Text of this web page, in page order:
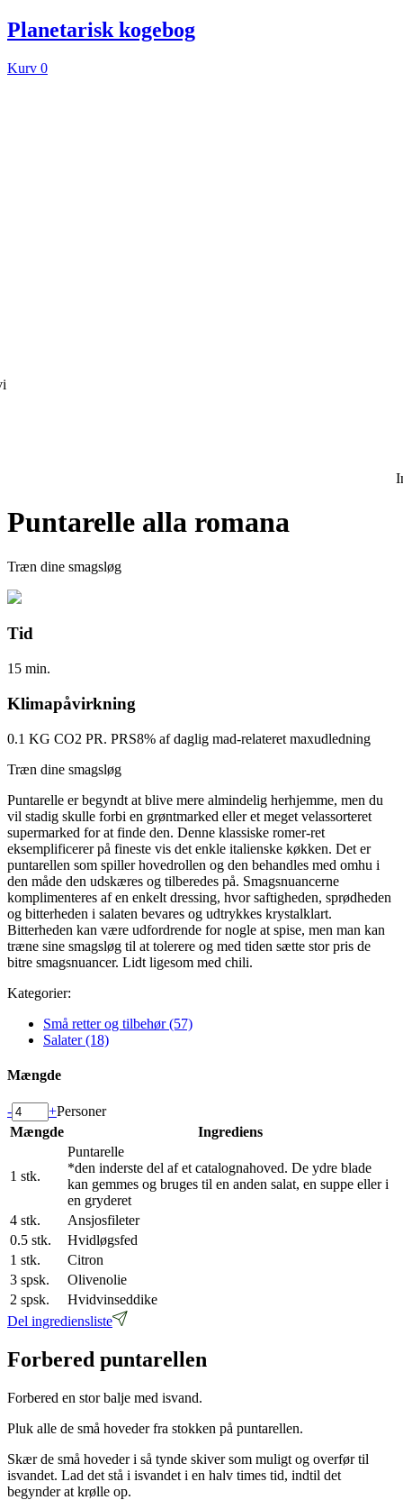
Planetarisk kogebog
Kurv 0
Puntarelle alla romana
Træn dine smagsløg
Tid
15 min.
Klimapåvirkning
0.1 KG CO2 PR. PRS8% af daglig mad-relateret maxudledning
Træn dine smagsløg
Puntarelle er begyndt at blive mere almindelig herhjemme, men du
vil stadig skulle forbi en grøntmarked eller et meget velassorteret
supermarked for at finde den. Denne klassiske romer-ret
eksemplificerer på fineste vis det enkle italienske køkken. Det er
puntarellen som spiller hovedrollen og den behandles med omhu i
den måde den udskæres og tilberedes på. Smagsnuancerne
komplimenteres af en enkelt dressing, hvor saftigheden, sprødheden
og bitterheden i salaten bevares og udtrykkes krystalklart.
Bitterheden kan være udfordrende for nogle at spise, men man kan
træne sine smagsløg til at tolerere og med tiden sætte stor pris de
bitre smagsnuancer. Lidt ligesom med chili.
Kategorier:
Små retter og tilbehør (57)
Salater (18)
Mængde
- +Personer
Mængde
Ingrediens
1 stk.
Puntarelle
*den inderste del af et catalognahoved. De ydre blade
kan gemmes og bruges til en anden salat, en suppe eller i
en gryderet
4 stk.
Ansjosfileter
0.5 stk.
Hvidløgsfed
1 stk.
Citron
3 spsk.
Olivenolie
2 spsk.
Hvidvinseddike
Del ingrediensliste
Forbered puntarellen
Forbered en stor balje med isvand.
Pluk alle de små hoveder fra stokken på puntarellen.
Skær de små hoveder i så tynde skiver som muligt og overfør til
isvandet. Lad det stå i isvandet i en halv times tid, indtil det
begynder at krølle op.